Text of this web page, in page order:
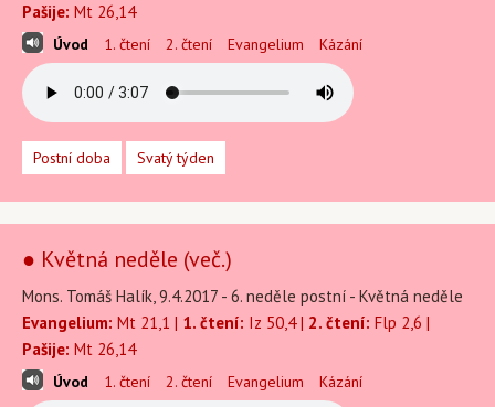
Pašije: Mt 26,14
Úvod 1. čtení 2. čtení Evangelium Kázání
Postní doba Svatý týden
● Květná neděle (več.)
Mons. Tomáš Halík, 9.4.2017 - 6. neděle postní - Květná neděle
Evangelium: Mt 21,1 | 1. čtení: Iz 50,4 | 2. čtení: Flp 2,6 |
Pašije: Mt 26,14
Úvod 1. čtení 2. čtení Evangelium Kázání